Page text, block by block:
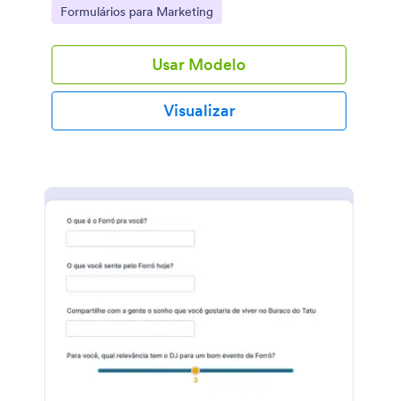
Go to Category:
Formulários para Marketing
Usar Modelo
Visualizar